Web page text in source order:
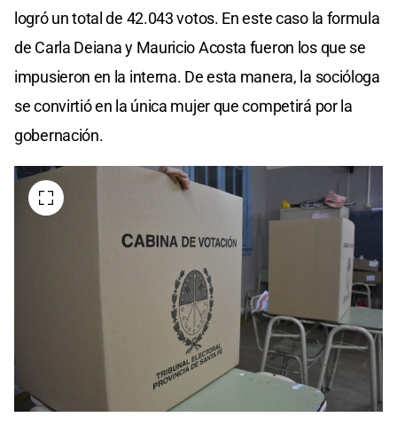
logró un total de 42.043 votos. En este caso la formula
de Carla Deiana y Mauricio Acosta fueron los que se
impusieron en la interna. De esta manera, la socióloga
se convirtió en la única mujer que competirá por la
gobernación.